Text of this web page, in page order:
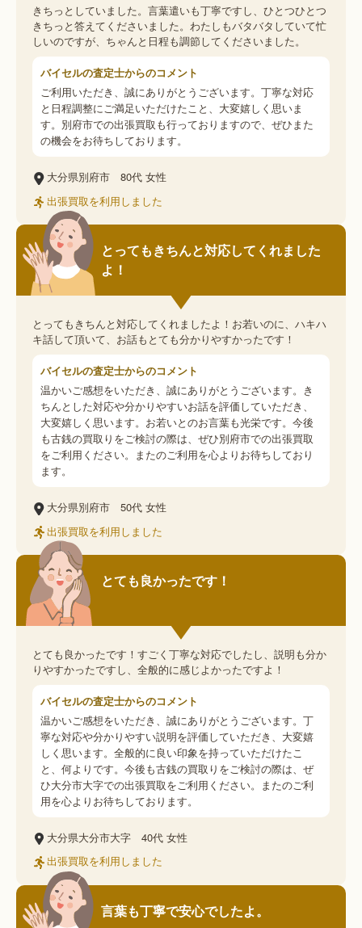
きちっとしていました。言葉遣いも丁寧ですし、ひとつひとつ
きちっと答えてくださいました。わたしもバタバタしていて忙
しいのですが、ちゃんと日程も調節してくださいました。
バイセルの査定士からのコメント
ご利用いただき、誠にありがとうございます。丁寧な対応
と日程調整にご満足いただけたこと、大変嬉しく思いま
す。別府市での出張買取も行っておりますので、ぜひまた
の機会をお待ちしております。
大分県別府市 80代 女性
出張買取を利用しました
とってもきちんと対応してくれました
よ！
とってもきちんと対応してくれましたよ！お若いのに、ハキハ
キ話して頂いて、お話もとても分かりやすかったです！
バイセルの査定士からのコメント
温かいご感想をいただき、誠にありがとうございます。き
ちんとした対応や分かりやすいお話を評価していただき、
大変嬉しく思います。お若いとのお言葉も光栄です。今後
も古銭の買取りをご検討の際は、ぜひ別府市での出張買取
をご利用ください。またのご利用を心よりお待ちしており
ます。
大分県別府市 50代 女性
出張買取を利用しました
とても良かったです！
とても良かったです！すごく丁寧な対応でしたし、説明も分か
りやすかったですし、全般的に感じよかったですよ！
バイセルの査定士からのコメント
温かいご感想をいただき、誠にありがとうございます。丁
寧な対応や分かりやすい説明を評価していただき、大変嬉
しく思います。全般的に良い印象を持っていただけたこ
と、何よりです。今後も古銭の買取りをご検討の際は、ぜ
ひ大分市大字での出張買取をご利用ください。またのご利
用を心よりお待ちしております。
大分県大分市大字 40代 女性
出張買取を利用しました
言葉も丁寧で安心でしたよ。